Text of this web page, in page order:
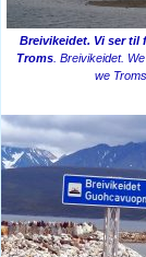
Breivikeidet. Vi ser til
Troms. Breivikeidet.
we